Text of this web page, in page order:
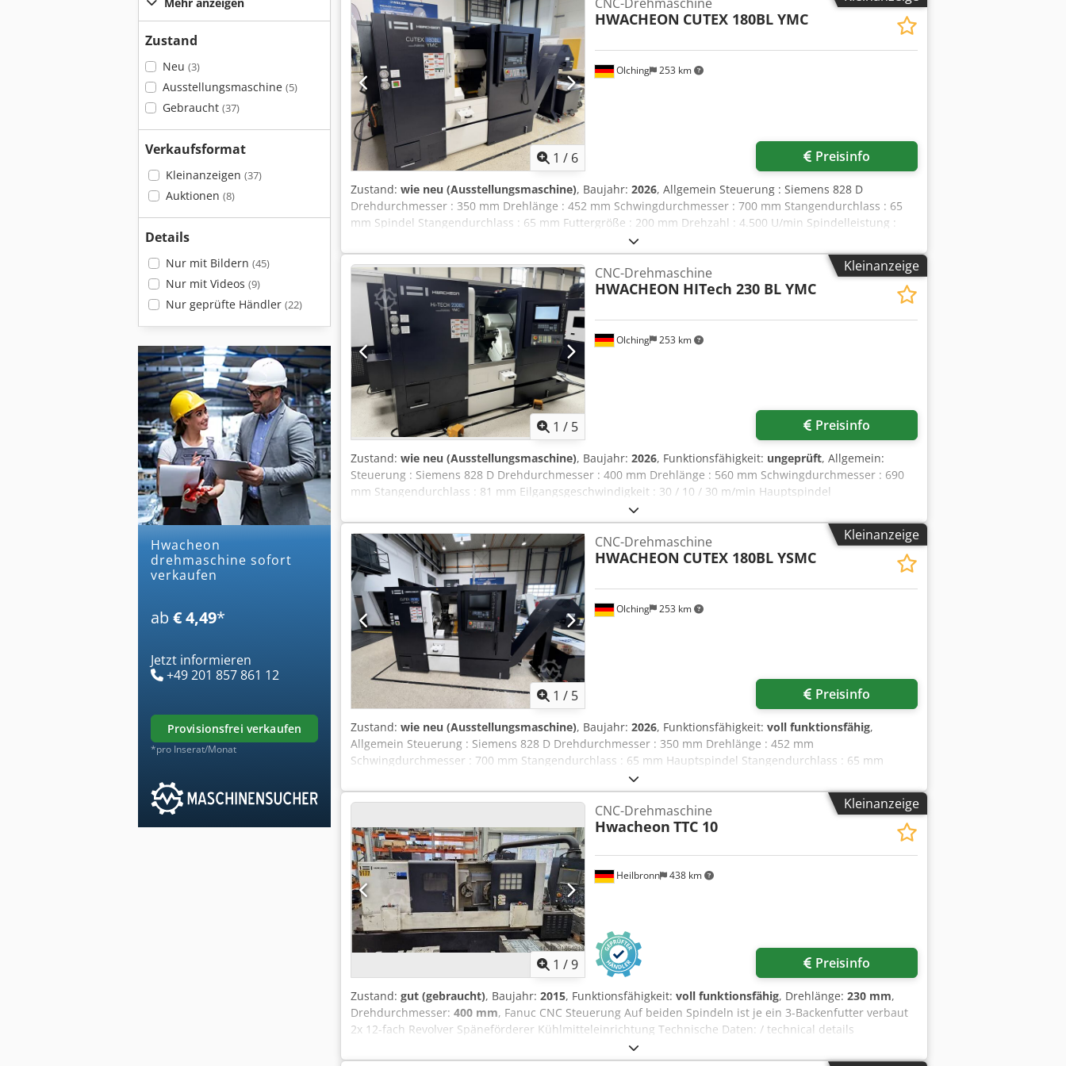
Zustand
Neu (3)
Ausstellungsmaschine (5)
Gebraucht (37)
Verkaufsformat
Kleinanzeigen (37)
Auktionen (8)
Details
Nur mit Bildern (45)
Nur mit Videos (9)
Nur geprüfte Händler (22)
hwacheon
drehmaschine sofort
verkaufen
ab € 4,49*
Jetzt informieren
+49 201 857 861 12
provisionsfrei verkaufen
*pro Inserat/Monat
Teileabfuhr : Teilefänger Stangenmagazin : Vorbereitet
1 / 6
Olching 253 km
CNC-Drehmaschine
HWACHEON CUTEX 180BL YMC
Preisinfo
Zustand: wie neu (Ausstellungsmaschine), Baujahr: 2026, Allgemein Steuerung : Siemens 828 D
Drehdurchmesser : 350 mm Drehlänge : 452 mm Schwingdurchmesser : 700 mm Stangendurchlass : 65
mm Spindel Stangendurchlass : 65 mm Futtergröße : 200 mm Drehzahl : 4.500 U/min Spindelleistung :
16,5 kW Spindeldrehmoment : 196,6 Nm Werkzeugrevolver Technologie : Revolver mit 24 Stationen Djdpfx
Abjzl Ahfe Sock Werkzeugaufnahme : BMT 55 Drehzahl Werkzeugantrieb : 5.000 U/min Leistung
Werkzeugantrieb : 5,6 kW Drehmoment Werkzeugantrieb : 35,6 Nm Verfahrweg X : 220 mm Verfahrweg Y :
+/- 55 mm Verfahrweg Z : 580 mm Ausstattung Späneentsorgung : Späneförderer Kühlmittelversorgung :
Erweitert 190 Liter Kühlmittelpumpe : 15 Bar Hochdruck Werkzeugvermessung : Messarm im Arbeitsraum
Teileabfuhr : Teilefänger Stangenmagazin : Vorbereitet
Kleinanzeige
1 / 5
Olching 253 km
CNC-Drehmaschine
HWACHEON HITech 230 BL YMC
Preisinfo
Zustand: wie neu (Ausstellungsmaschine), Baujahr: 2026, Funktionsfähigkeit: ungeprüft, Allgemein:
Steuerung : Siemens 828 D Drehdurchmesser : 400 mm Drehlänge : 560 mm Schwingdurchmesser : 690
mm Stangendurchlass : 81 mm Eilgangsgeschwindigkeit : 30 / 10 / 30 m/min Hauptspindel
Stangendurchlass : 81 mm Futtergröße : 250 mm Drehzahl : 3.500 U/min Spindelleistung : 25,5 kW
Spindeldrehmoment : 424 Nm Werkzeugrevolver Technologie : 12 Stationen Werkzeugantrieb : 5.000
U/min Leistung : 5,6 kW Drehmoment : 53,4 Nm Werkzeugaufnahme : BMT-65 / BH Verfahrweg X : 240 mm
Verfahrweg Z : 120 mm Dsdpfozl Ag Uox Ab Sock Verfahrweg Y : +/-60 mm Ausstattung Späneentsorgung :
Späneförderer Kühlmittelversorgung : Erweitert 140 Liter Kühlmittelpumpe : 15 Bar Hochdruck
Werkzeugvermessung : Messarm im Arbeitsraum Teilemanagement : Pneumatischer Teileaufsstoßer
Teileabfuhr : Teilefänger Stangenmagazin : Vorbereitet
Kleinanzeige
1 / 5
Olching 253 km
CNC-Drehmaschine
HWACHEON CUTEX 180BL YSMC
Preisinfo
Zustand: wie neu (Ausstellungsmaschine), Baujahr: 2026, Funktionsfähigkeit: voll funktionsfähig,
Allgemein Steuerung : Siemens 828 D Drehdurchmesser : 350 mm Drehlänge : 452 mm
Schwingdurchmesser : 700 mm Stangendurchlass : 65 mm Hauptspindel Stangendurchlass : 65 mm
Futtergröße : 200 mm Drehzahl : 4.500 U/min Spindelleistung : 16,5 kW Spindeldrehmoment : 196,6 Nm
Gegenspindel Futtergröße : 152 mm Drehzahl : 6.000 U/min Spindelleistung : 7,5 kW Werkzeugrevolver
Technologie : Revolver mit 24 Stationen Werkzeugaufnahme : BMT 55 Drehzahl Werkzeugantrieb : 5.000
U/min Leistung Werkzeugantrieb : 5,6 kW Drehmoment Werkzeugantrieb : 35,6 Nm Dcjdpfxozl Aauj Ab Sek
Verfahrweg X : 220 mm Verfahrweg Y : +/- 55 mm Verfahrweg Z : 580 mm Ausstattung Späneentsorgung :
Späneförderer Kühlmittelversorgung : Erweitert 190 Liter Kühlmittelpumpe : 15 Bar Hochdruck
Werkzeugvermessung : Messarm im Arbeitsraum Teileabfuhr : Teilefänger Stangenmagazin : Vorbereitet
Kleinanzeige
1 /9
Heilbronn 438 km
CNC-Drehmaschine
Hwacheon TTC 10
Preisinfo
Zustand: gut (gebraucht), Baujahr: 2015, Funktionsfähigkeit: voll funktionsfähig, Drehlänge: 230 mm,
Drehdurchmesser: 400 mm, Fanuc CNC Steuerung Auf beiden Spindeln ist je ein 3-Backenfutter verbaut
2x 12-fach Revolver Späneförderer Kühlmitteleinrichtung Technische Daten: / technical details
Schwingdurchmesser / rotary diameter 500 mm max. Drehdurchmesser / max. turning diameter 400 mm
max. Drehlänge / max. turning length 230 mm Dodpfxoy Ni Ezs Ab Ssck X-Weg / X-travel 220 mm Z-Weg /